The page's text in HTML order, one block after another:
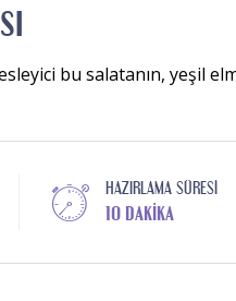
bu salatanın, yeşil
HAZIRLAMA SÜRESI
10 DAKIKA